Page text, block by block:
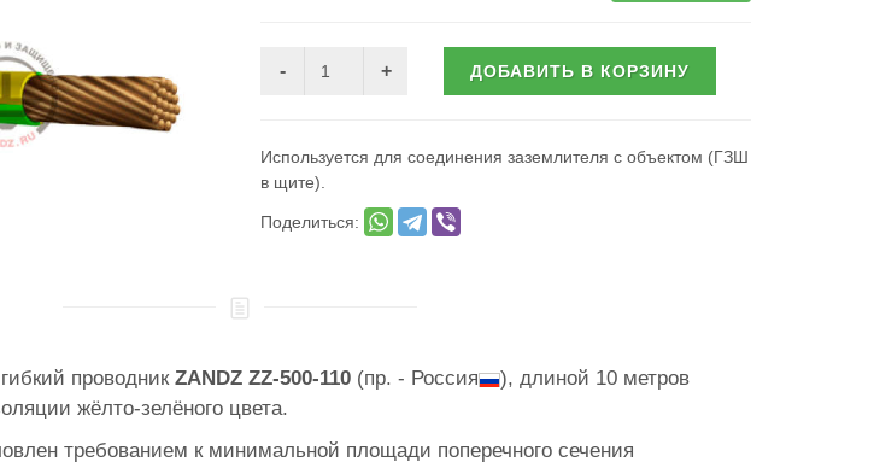
ДОБАВИТЬ В КОРЗИНУ
Используется для соединения заземлителя с объектом (ГЗШ
в щите).
Поделиться:
проводник ZANDZ ZZ-500-110 (пр. - Россия
), длиной 10 метров
жёлто-зелёного цвета.
требованием к минимальной площади поперечного сечения